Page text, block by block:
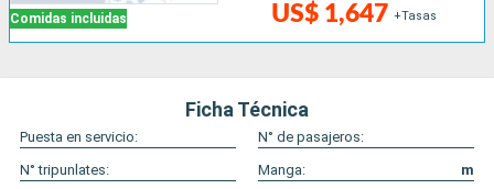
Comidas incluidas US$ 1,647 +Tasas
Ficha Técnica
Puesta en servicio:
N° de pasajeros:
N° tripunlates:
Manga:
m